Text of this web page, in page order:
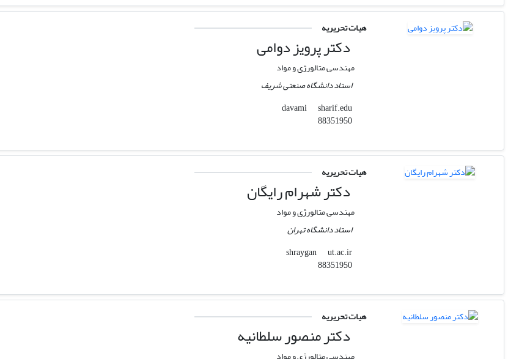
هیات تحریریه
دکتر پرویز دوامی
مهندسی متالورژی و مواد
استاد دانشگاه صنعتی شریف
davami
sharif.edu
88351950
هیات تحریریه
دکتر شهرام رایگان
مهندسی متالورژی و مواد
استاد دانشگاه تهران
shraygan
ut.ac.ir
88351950
هیات تحریریه
دکتر منصور سلطانیه